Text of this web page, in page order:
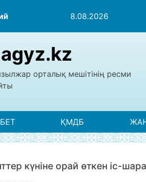
8.08.2026
орталық мешітінің ресми
ҚМДБ
күніне орай өткен іс-шара